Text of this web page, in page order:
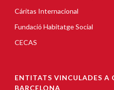
Cáritas Internacional
Fundació Habitatge Social
CECAS
ENTITATS VINCULADES A
BARCELONA